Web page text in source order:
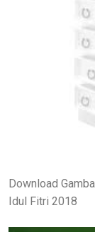
Download
Idul Fitri 2018